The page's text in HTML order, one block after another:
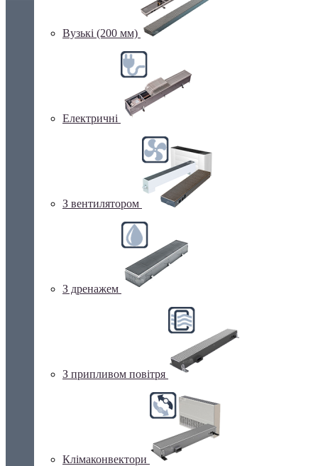
Вузькі (200 мм)
Електричні
З вентилятором
З дренажем
З припливом повітря
Клімаконвектори